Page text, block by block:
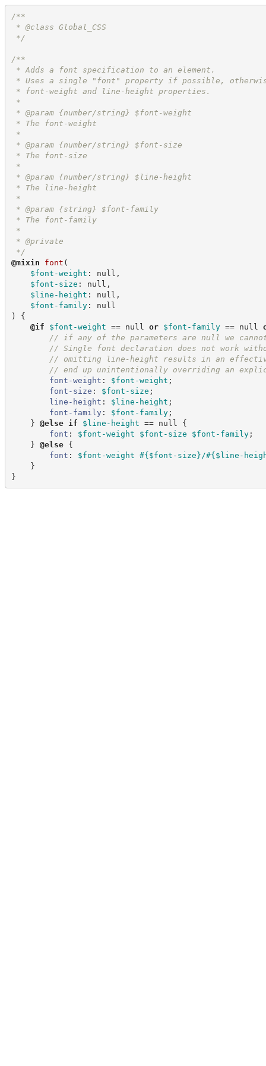
/**
* @class Global_CSS
*/
/**
* Adds a font specification to an element.
* Uses a single "font" property if possible,
* font-weight and line-height properties.
*
* @param {number/string} $font-weight
* The font-weight
*
* @param {number/string} $font-size
* The font-size
*
* @param {number/string} $line-height
* The line-height
*
* @param {string} $font-family
* The font-family
*
* @private
*/
@mixin font (
$font-weight :
null,
$font-size :
null,
$line-height :
null,
$font-family:
null
)
{
@if $font-weight == null or $font-family == null
// if any of the parameters are null we
// Single font declaration does not work
// omitting line-height results in an
// end up unintentionally overriding an
font-weight : $font-weight ;
font-size : $font-size ;
line-height : $line-height ;
font-family : $font-family;
} @else if $line-height == null
{
font : $font-weight $font-size $font-family;
} @else {
font : $font-weight #{$font-size}/#{$line-
}
}